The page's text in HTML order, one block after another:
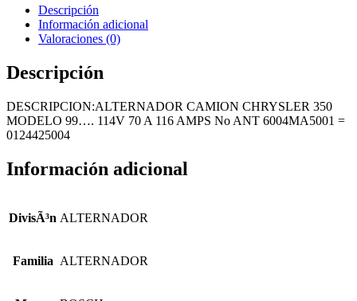
CHRYSLER
MODELO
114V
70
116
AMPS
No
6004MA5001
cantidad
Descripción
Información adicional
Valoraciones (0)
Descripción
DESCRIPCION:ALTERNADOR CAMION CHRYSLER 350
MODELO 99…. 114V 70 A 116 AMPS No ANT 6004MA5001 =
0124425004
Información adicional
DivisÃ³n ALTERNADOR
Familia ALTERNADOR